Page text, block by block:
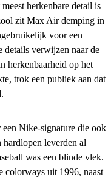
herkenbare detail is
zit Max Air demping in
voor een
details verwijzen naar de
herkenbaarheid op het
trok een publiek aan dat
Nike-signature die ook
hardlopen leverden al
was een blinde vlek.
colorways uit 1996, naast